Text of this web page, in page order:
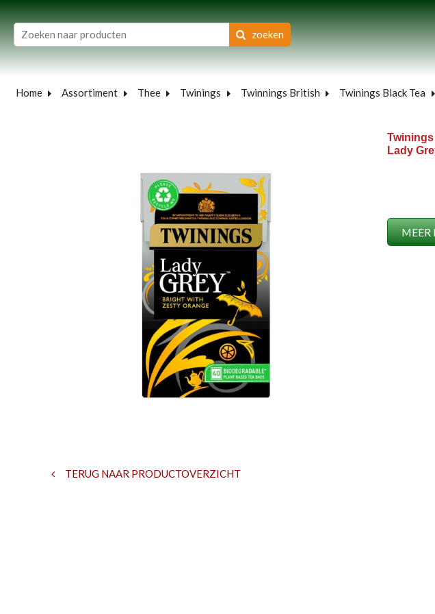
zoeken
Home Assortiment Thee Twinings Twinnings British Twinings Black Tea
TERUG NAAR PRODUCTOVERZICHT
Lady